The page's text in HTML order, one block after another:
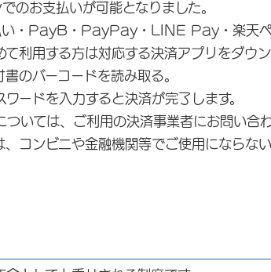
のお支払いが可能となりました。
・PayB・PayPay・LINE Pay・楽天
用する方は対応する決済アプリをダウン
ーコードを読み取る。
入力すると決済が完了します。
いては、ご利用の決済事業者にお問い合わ
ニや金融機関等でご使用にならない